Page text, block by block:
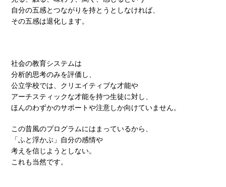
自分の五感とつながりを持とうとしなければ、
その五感は退化します。
社会の教育システムは
分析的思考のみを評価し、
公立学校では、クリエイティブな才能や
アーチスティックな才能を持つ生徒に対し、
ほんのわずかのサポートや注意しか向けていません。
この昔風のプログラムにはまっているから、
「ふと浮かぶ」自分の感情や
考えを信じようとしない。
これも当然です。